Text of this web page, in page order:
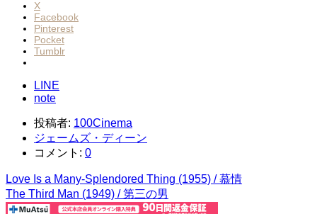
X
Facebook
Pinterest
Pocket
Tumblr
LINE
note
投稿者: 100Cinema
ジェームズ・ディーン
コメント: 0
Love Is a Many-Splendored Thing (1955) / 慕情
The Third Man (1949) / 第三の男